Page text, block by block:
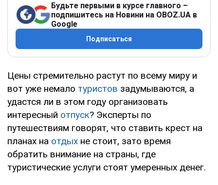
Будьте первыми в курсе главного –
подпишитесь на Новини на OBOZ.UA в
Google
Подписаться
Цены стремительно растут по всему миру и
вот уже немало туристов задумываются, а
удастся ли в этом году организовать
интересный отпуск? Эксперты по
путешествиям говорят, что ставить крест на
планах на отдых не стоит, зато время
обратить внимание на страны, где
туристические услуги стоят умеренных денег.